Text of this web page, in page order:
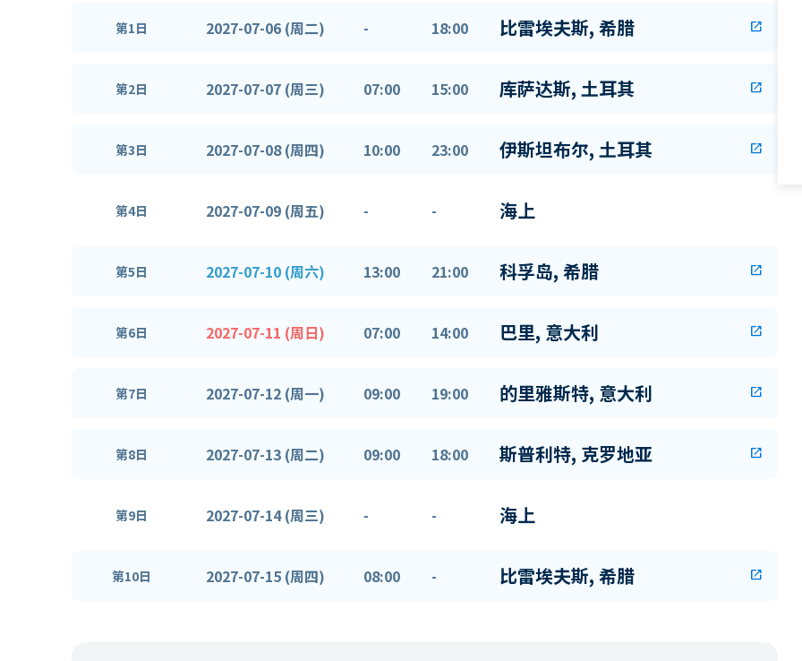
第1日 2027-07-06 (周二) - 18:00 比雷埃夫斯, 希腊 open_in_new
第2日 2027-07-07 (周三) 07:00 15:00 库萨达斯, 土耳其 open_in_new
第3日 2027-07-08 (周四) 10:00 23:00 伊斯坦布尔, 土耳其 open_in_new
第4日 2027-07-09 (周五) - - 海上
第5日 2027-07-10 (周六) 13:00 21:00 科孚岛, 希腊 open_in_new
第6日 2027-07-11 (周日) 07:00 14:00 巴里, 意大利 open_in_new
第7日 2027-07-12 (周一) 09:00 19:00 的里雅斯特, 意大利 open_in_new
第8日 2027-07-13 (周二) 09:00 18:00 斯普利特, 克罗地亚 open_in_new
第9日 2027-07-14 (周三) - - 海上
第10日 2027-07-15 (周四) 08:00 - 比雷埃夫斯, 希腊 open_in_new